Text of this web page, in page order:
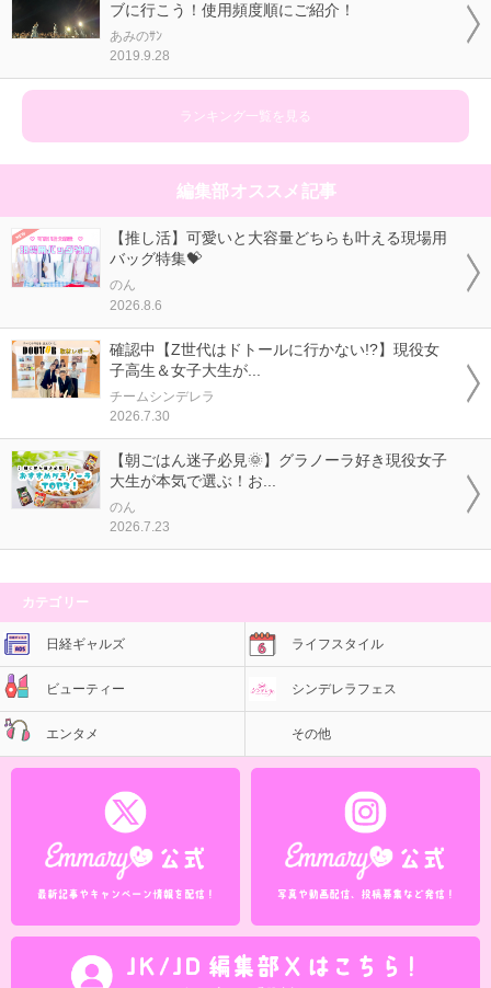
ブに行こう！使用頻度順にご紹介！
あみのｻﾝ
2019.9.28
ランキング一覧を見る
編集部オススメ記事
【推し活】可愛いと大容量どちらも叶える現場用
バッグ特集💝
のん
2026.8.6
確認中【Z世代はドトールに行かない!?】現役女
子高生＆女子大生が...
チームシンデレラ
2026.7.30
【朝ごはん迷子必見🌞】グラノーラ好き現役女子
大生が本気で選ぶ！お...
のん
2026.7.23
カテゴリー
日経ギャルズ ライフスタイル
ビューティー シンデレラフェス
エンタメ その他